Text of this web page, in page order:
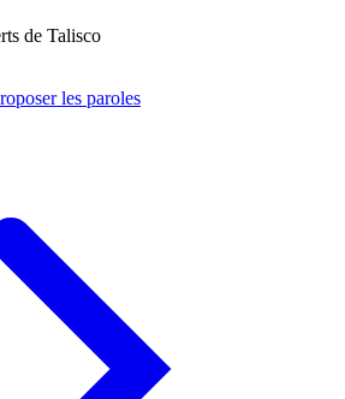
de Talisco
les paroles